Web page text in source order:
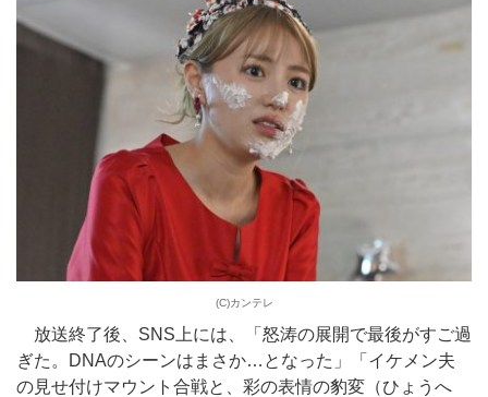
(C)カンテレ
放送終了後、SNS上には、「怒涛の展開で最後がすご過
ぎた。DNAのシーンはまさか…となった」「イケメン夫
の見せ付けマウント合戦と、彩の表情の豹変（ひょうへ